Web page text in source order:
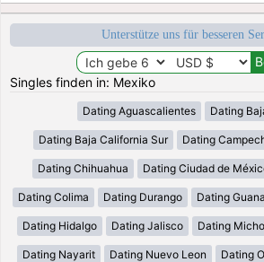
Unterstütze uns für besseren
Singles finden in: Mexiko
Dating Aguascalientes Dating
Dating Baja California Sur Dating
Dating Chihuahua Dating Ciudad de
Dating Colima Dating Durango Dating
Dating Hidalgo Dating Jalisco Dating
Dating Nayarit Dating Nuevo Leon Dating